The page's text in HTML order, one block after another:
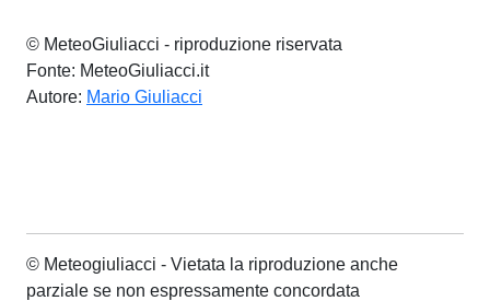
© MeteoGiuliacci - riproduzione riservata
Fonte: MeteoGiuliacci.it
Autore: Mario Giuliacci
© Meteogiuliacci - Vietata la riproduzione anche
parziale se non espressamente concordata